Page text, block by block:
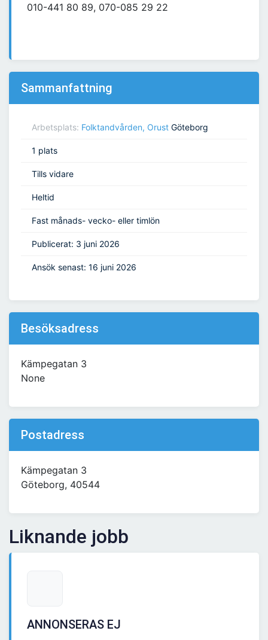
010-441 80 89, 070-085 29 22
Sammanfattning
Arbetsplats: Folktandvården, Orust Göteborg
1 plats
Tills vidare
Heltid
Fast månads- vecko- eller timlön
Publicerat: 3 juni 2026
Ansök senast: 16 juni 2026
Besöksadress
Kämpegatan 3
None
Postadress
Kämpegatan 3
Göteborg, 40544
Liknande jobb
ANNONSERAS EJ